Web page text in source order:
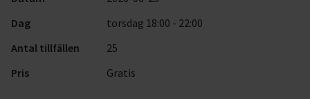
Dag
torsdag 18:00 - 22:00
Antal tillfällen
25
Pris
Gratis